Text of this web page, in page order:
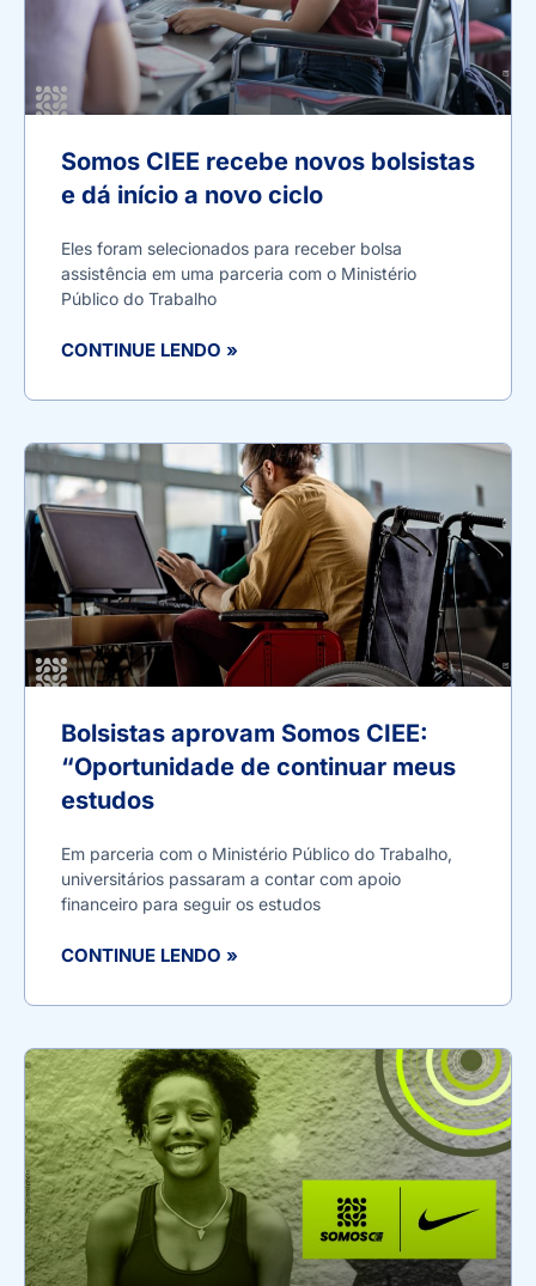
Somos CIEE recebe novos bolsistas
e dá início a novo ciclo
Eles foram selecionados para receber bolsa
assistência em uma parceria com o Ministério
Público do Trabalho
CONTINUE LENDO »
Bolsistas aprovam Somos CIEE:
“Oportunidade de continuar meus
estudos
Em parceria com o Ministério Público do Trabalho,
universitários passaram a contar com apoio
financeiro para seguir os estudos
CONTINUE LENDO »